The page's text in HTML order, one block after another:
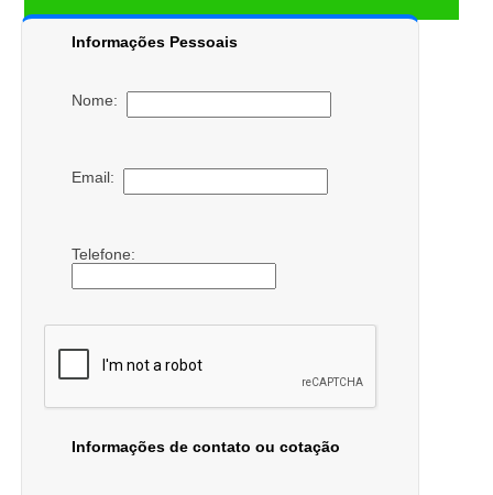
Informações Pessoais
Nome:
Email:
Telefone:
Informações de contato ou cotação